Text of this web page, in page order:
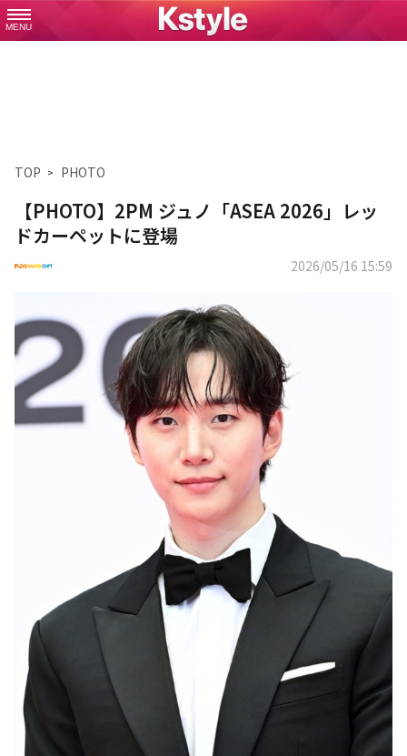
MENU
TOP PHOTO
【PHOTO】2PM ジュノ「ASEA 2026」レッ
ドカーペットに登場
2026/05/16 15:59